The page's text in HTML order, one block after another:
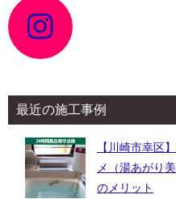
イ
コ
ン
リ
最近の施工事例
【川崎市幸区
メ（湯あがり
のメリット